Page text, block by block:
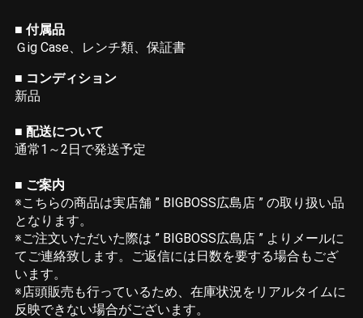
■ 付属品
Ｇig Case、レンチ類、保証書
■ コンディション
新品
■ 配送について
通常1～2日で発送予定
■ ご案内
※こちらの商品は実店舗 ” BIGBOSS広島店 ” の取り扱い品
となります。
※ご注文いただいた際は ” BIGBOSS広島店 ” よりメールに
てご連絡致します。ご返信には日数を要する場合もござ
います。
※店頭販売も行っているため、在庫状況をリアルタイムに
反映できない場合がございます。